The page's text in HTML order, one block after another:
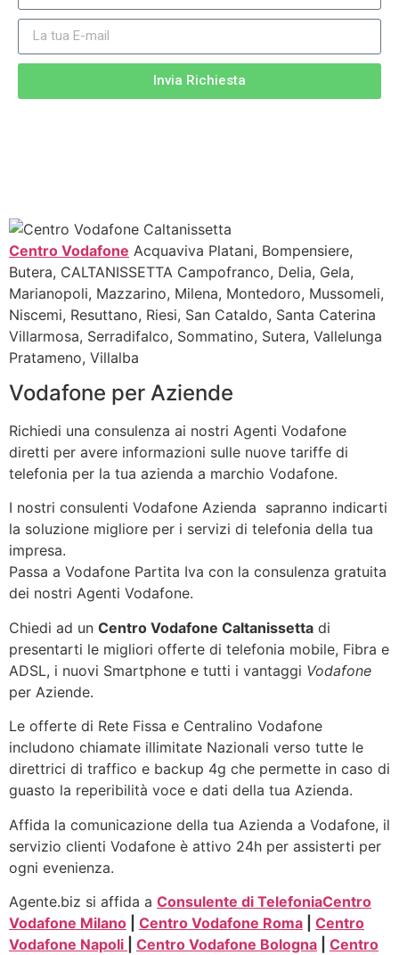
Invia Richiesta
Centro Vodafone Acquaviva Platani, Bompensiere,
Butera, CALTANISSETTA Campofranco, Delia, Gela,
Marianopoli, Mazzarino, Milena, Montedoro, Mussomeli,
Niscemi, Resuttano, Riesi, San Cataldo, Santa Caterina
Villarmosa, Serradifalco, Sommatino, Sutera, Vallelunga
Pratameno, Villalba
Vodafone per Aziende
Richiedi una consulenza ai nostri Agenti Vodafone
diretti per avere informazioni sulle nuove tariffe di
telefonia per la tua azienda a marchio Vodafone.
I nostri consulenti Vodafone Azienda sapranno indicarti
la soluzione migliore per i servizi di telefonia della tua
impresa.
Passa a Vodafone Partita Iva con la consulenza gratuita
dei nostri Agenti Vodafone.
Chiedi ad un Centro Vodafone Caltanissetta di
presentarti le migliori offerte di telefonia mobile, Fibra e
ADSL, i nuovi Smartphone e tutti i vantaggi Vodafone
per Aziende.
Le offerte di Rete Fissa e Centralino Vodafone
includono chiamate illimitate Nazionali verso tutte le
direttrici di traffico e backup 4g che permette in caso di
guasto la reperibilità voce e dati della tua Azienda.
Affida la comunicazione della tua Azienda a Vodafone, il
servizio clienti Vodafone è attivo 24h per assisterti per
ogni evenienza.
Agente.biz si affida a Consulente di TelefoniaCentro
Vodafone Milano
Centro Vodafone Roma
Centro
Vodafone Napoli
Centro Vodafone Bologna Centro